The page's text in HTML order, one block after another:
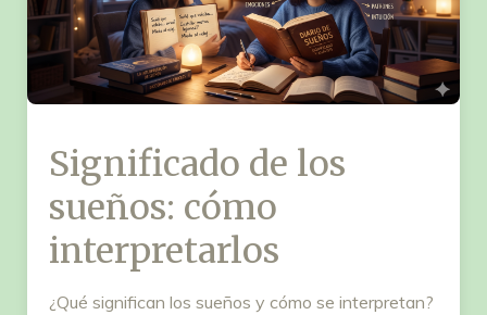
Significado de los
sueños: cómo
interpretarlos
¿Qué significan los sueños y cómo se interpretan?